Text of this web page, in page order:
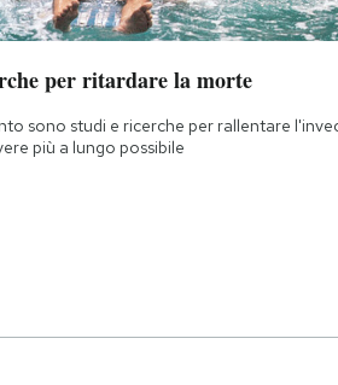
per ritardare la morte
sono studi e ricerche per rallentare
più a lungo possibile